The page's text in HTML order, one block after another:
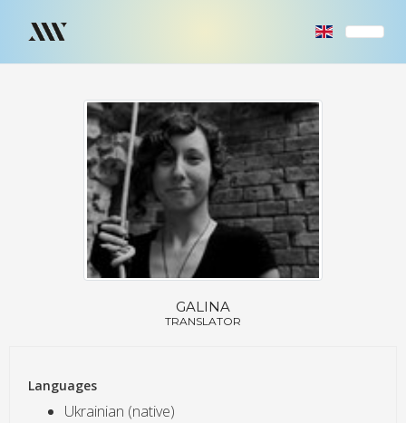
GALINA
TRANSLATOR
Languages
Ukrainian (native)